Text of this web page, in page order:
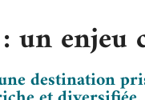
un
destination